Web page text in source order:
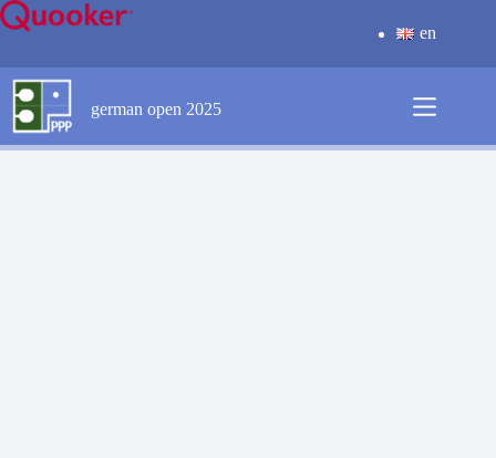
Zum
Inhalt
en
german open 2025